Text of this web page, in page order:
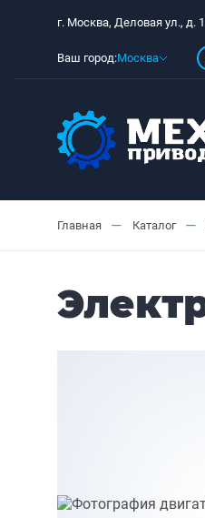
г. Москва, Деловая ул., д.
Ваш город:Москва
Главная — Каталог —